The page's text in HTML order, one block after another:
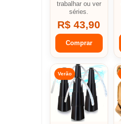
trabalhar ou ver
séries.
R$ 43,90
Comprar
Verão